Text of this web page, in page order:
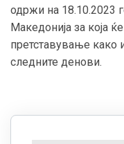
одржи на 18.10.2023
Македонија за која
прeтставување како
следните денови.